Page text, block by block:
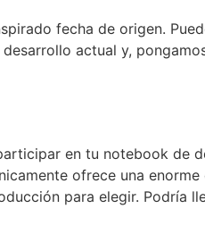
fecha de origen.
actual y,
en tu notebook de
ofrece una
para elegir. Podrí­a